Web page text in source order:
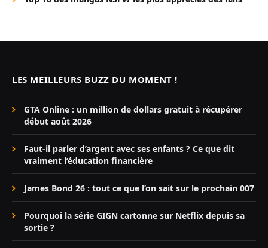
LES MEILLEURS BUZZ DU MOMENT !
GTA Online : un million de dollars gratuit à récupérer
début août 2026
Faut-il parler d’argent avec ses enfants ? Ce que dit
vraiment l’éducation financière
James Bond 26 : tout ce que l’on sait sur le prochain 007
Pourquoi la série GIGN cartonne sur Netflix depuis sa
sortie ?